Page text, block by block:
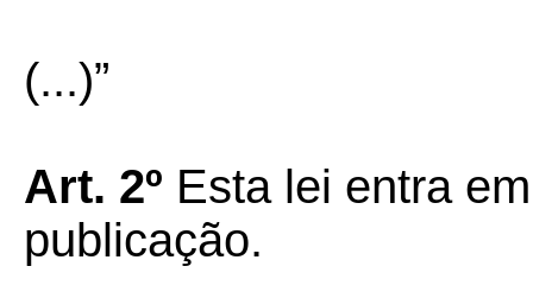
(...)”
Art. 2º Esta lei entra
publicação.